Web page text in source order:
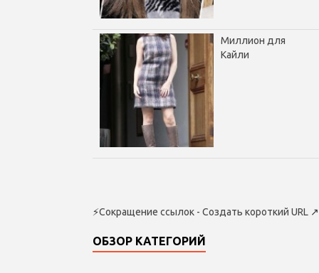
Миллион для
Кайли
⚡Сокращение ссылок - Создать короткий URL ↗
ОБЗОР КАТЕГОРИЙ